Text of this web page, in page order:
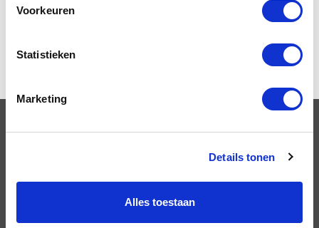
Voorkeuren
Statistieken
Marketing
Details tonen
Alles toestaan